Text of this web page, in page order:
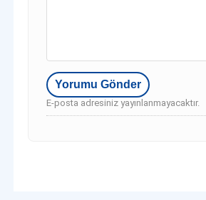
E-posta adresiniz yayınlanmayacaktır.